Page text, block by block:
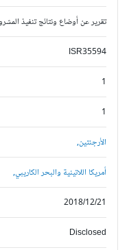
تقرير عن أوضاع ونتائج تنفيذ المشروع
ISR35594
الأرجنتين,
أمريكا اللاتينية والبحر الكاريبي,
2018/12/21
Disclosed